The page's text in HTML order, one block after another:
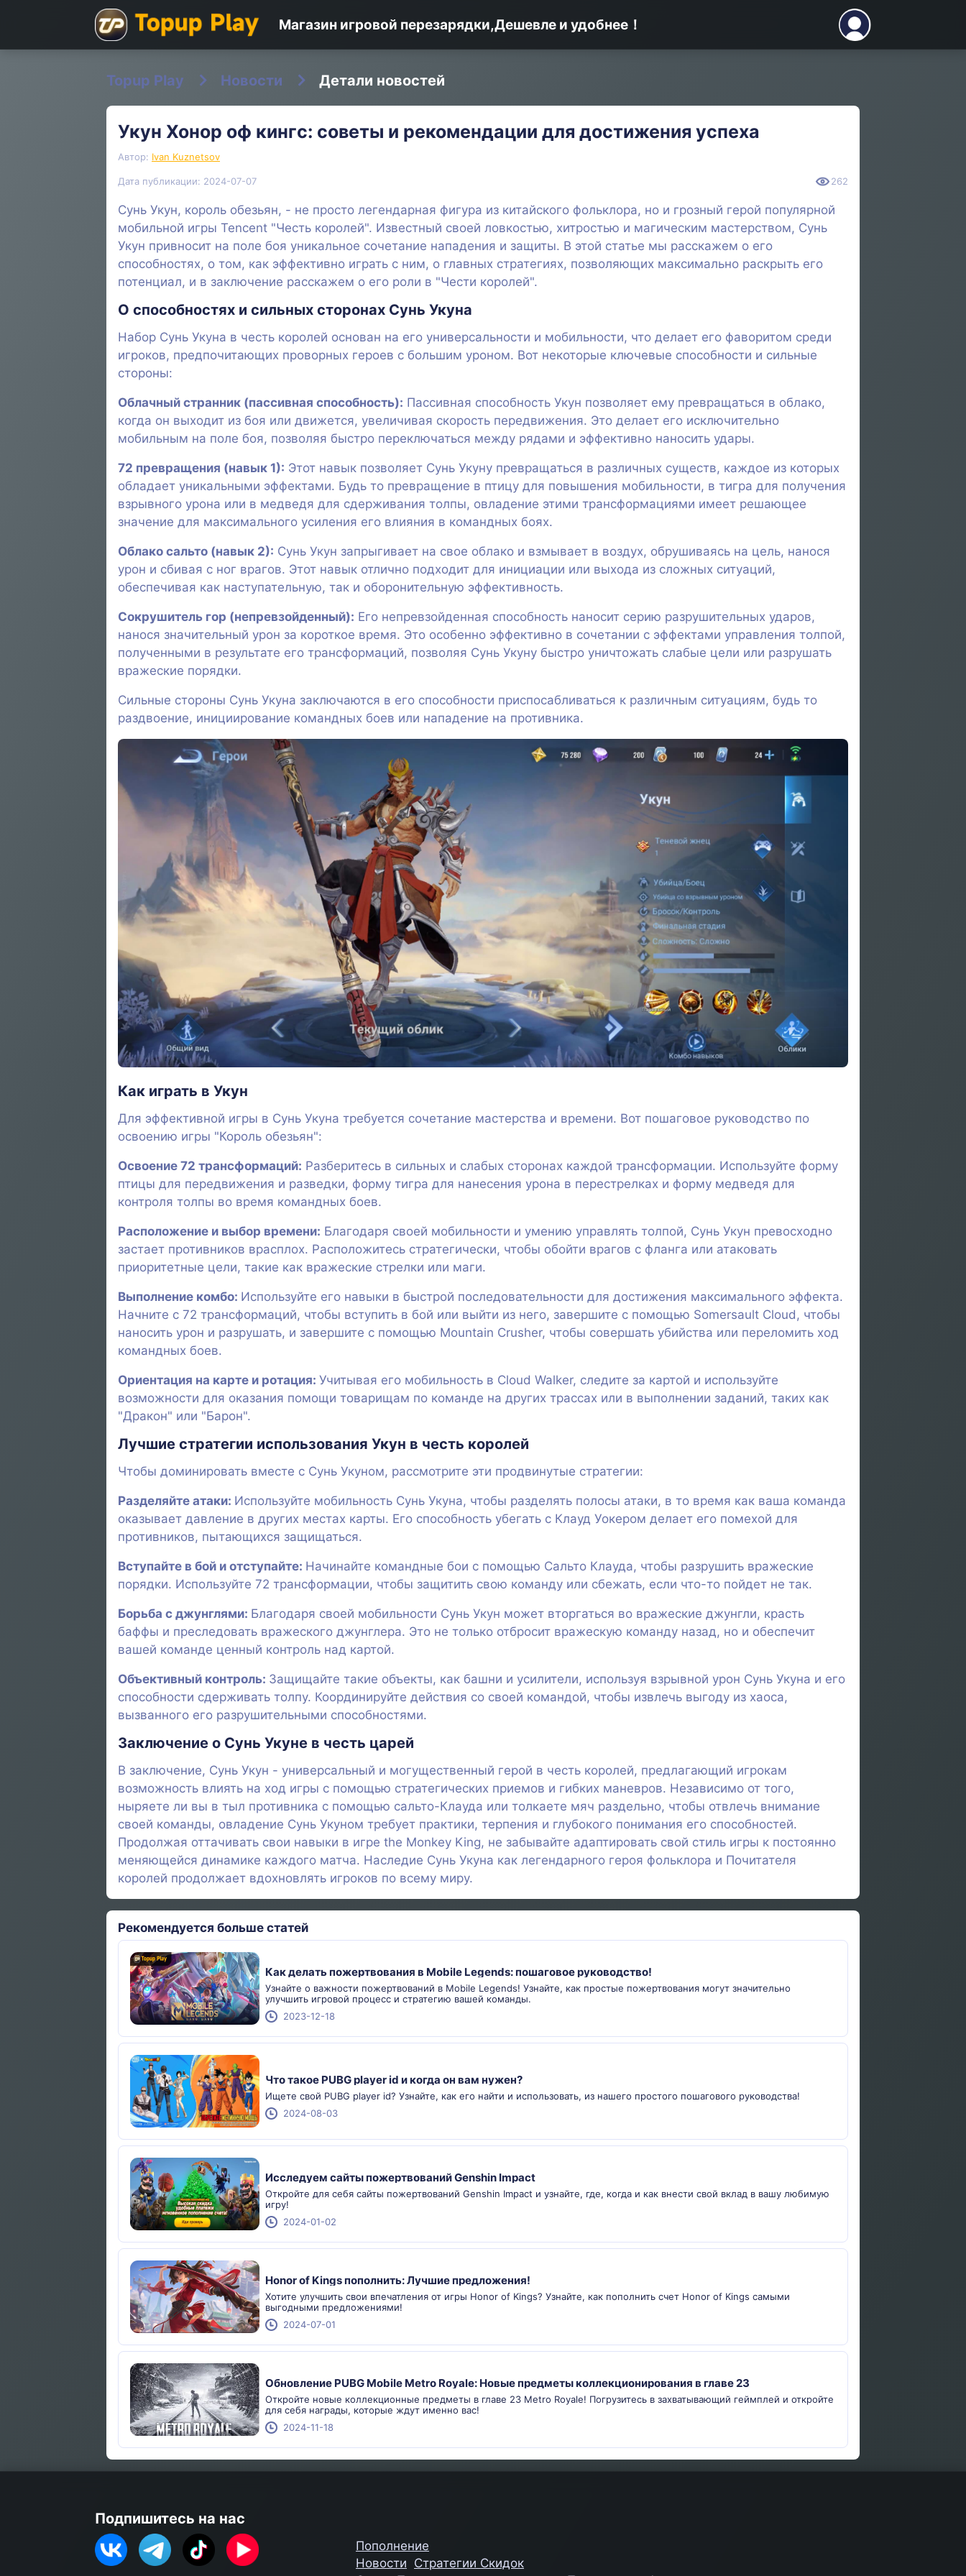
Магазин игровой перезарядки,Дешевле и удобнее！
Topup Play Новости Детали новостей
Укун Хонор оф кингс: советы и рекомендации для достижения успеха
Автор: Ivan Kuznetsov
Дата публикации: 2024-07-07 262
Сунь Укун, король обезьян, - не просто легендарная фигура из китайского фольклора, но и грозный герой популярной
мобильной игры Tencent "Честь королей". Известный своей ловкостью, хитростью и магическим мастерством, Сунь
Укун привносит на поле боя уникальное сочетание нападения и защиты. В этой статье мы расскажем о его
способностях, о том, как эффективно играть с ним, о главных стратегиях, позволяющих максимально раскрыть его
потенциал, и в заключение расскажем о его роли в "Чести королей".
О способностях и сильных сторонах Сунь Укуна
Набор Сунь Укуна в честь королей основан на его универсальности и мобильности, что делает его фаворитом среди
игроков, предпочитающих проворных героев с большим уроном. Вот некоторые ключевые способности и сильные
стороны:
Облачный странник (пассивная способность): Пассивная способность Укун позволяет ему превращаться в облако,
когда он выходит из боя или движется, увеличивая скорость передвижения. Это делает его исключительно
мобильным на поле боя, позволяя быстро переключаться между рядами и эффективно наносить удары.
72 превращения (навык 1): Этот навык позволяет Сунь Укуну превращаться в различных существ, каждое из которых
обладает уникальными эффектами. Будь то превращение в птицу для повышения мобильности, в тигра для получения
взрывного урона или в медведя для сдерживания толпы, овладение этими трансформациями имеет решающее
значение для максимального усиления его влияния в командных боях.
Облако сальто (навык 2): Сунь Укун запрыгивает на свое облако и взмывает в воздух, обрушиваясь на цель, нанося
урон и сбивая с ног врагов. Этот навык отлично подходит для инициации или выхода из сложных ситуаций,
обеспечивая как наступательную, так и оборонительную эффективность.
Сокрушитель гор (непревзойденный): Его непревзойденная способность наносит серию разрушительных ударов,
нанося значительный урон за короткое время. Это особенно эффективно в сочетании с эффектами управления толпой,
полученными в результате его трансформаций, позволяя Сунь Укуну быстро уничтожать слабые цели или разрушать
вражеские порядки.
Сильные стороны Сунь Укуна заключаются в его способности приспосабливаться к различным ситуациям, будь то
раздвоение, инициирование командных боев или нападение на противника.
Как играть в Укун
Для эффективной игры в Сунь Укуна требуется сочетание мастерства и времени. Вот пошаговое руководство по
освоению игры "Король обезьян":
Освоение 72 трансформаций: Разберитесь в сильных и слабых сторонах каждой трансформации. Используйте форму
птицы для передвижения и разведки, форму тигра для нанесения урона в перестрелках и форму медведя для
контроля толпы во время командных боев.
Расположение и выбор времени: Благодаря своей мобильности и умению управлять толпой, Сунь Укун превосходно
застает противников врасплох. Расположитесь стратегически, чтобы обойти врагов с фланга или атаковать
приоритетные цели, такие как вражеские стрелки или маги.
Выполнение комбо: Используйте его навыки в быстрой последовательности для достижения максимального эффекта.
Начните с 72 трансформаций, чтобы вступить в бой или выйти из него, завершите с помощью Somersault Cloud, чтобы
наносить урон и разрушать, и завершите с помощью Mountain Crusher, чтобы совершать убийства или переломить ход
командных боев.
Ориентация на карте и ротация: Учитывая его мобильность в Cloud Walker, следите за картой и используйте
возможности для оказания помощи товарищам по команде на других трассах или в выполнении заданий, таких как
"Дракон" или "Барон".
Лучшие стратегии использования Укун в честь королей
Чтобы доминировать вместе с Сунь Укуном, рассмотрите эти продвинутые стратегии:
Разделяйте атаки: Используйте мобильность Сунь Укуна, чтобы разделять полосы атаки, в то время как ваша команда
оказывает давление в других местах карты. Его способность убегать с Клауд Уокером делает его помехой для
противников, пытающихся защищаться.
Вступайте в бой и отступайте: Начинайте командные бои с помощью Сальто Клауда, чтобы разрушить вражеские
порядки. Используйте 72 трансформации, чтобы защитить свою команду или сбежать, если что-то пойдет не так.
Борьба с джунглями: Благодаря своей мобильности Сунь Укун может вторгаться во вражеские джунгли, красть
баффы и преследовать вражеского джунглера. Это не только отбросит вражескую команду назад, но и обеспечит
вашей команде ценный контроль над картой.
Объективный контроль: Защищайте такие объекты, как башни и усилители, используя взрывной урон Сунь Укуна и его
способности сдерживать толпу. Координируйте действия со своей командой, чтобы извлечь выгоду из хаоса,
вызванного его разрушительными способностями.
Заключение о Сунь Укуне в честь царей
В заключение, Сунь Укун - универсальный и могущественный герой в честь королей, предлагающий игрокам
возможность влиять на ход игры с помощью стратегических приемов и гибких маневров. Независимо от того,
ныряете ли вы в тыл противника с помощью сальто-Клауда или толкаете мяч раздельно, чтобы отвлечь внимание
своей команды, овладение Сунь Укуном требует практики, терпения и глубокого понимания его способностей.
Продолжая оттачивать свои навыки в игре the Monkey King, не забывайте адаптировать свой стиль игры к постоянно
меняющейся динамике каждого матча. Наследие Сунь Укуна как легендарного героя фольклора и Почитателя
королей продолжает вдохновлять игроков по всему миру.
Рекомендуется больше статей
Как делать пожертвования в Mobile Legends: пошаговое руководство!
Узнайте о важности пожертвований в Mobile Legends! Узнайте, как простые пожертвования могут значительно
улучшить игровой процесс и стратегию вашей команды.
2023-12-18
Что такое PUBG player id и когда он вам нужен?
Ищете свой PUBG player id? Узнайте, как его найти и использовать, из нашего простого пошагового руководства!
2024-08-03
Исследуем сайты пожертвований Genshin Impact
Откройте для себя сайты пожертвований Genshin Impact и узнайте, где, когда и как внести свой вклад в вашу любимую
игру!
2024-01-02
Honor of Kings пополнить: Лучшие предложения!
Хотите улучшить свои впечатления от игры Honor of Kings? Узнайте, как пополнить счет Honor of Kings самыми
выгодными предложениями!
2024-07-01
Обновление PUBG Mobile Metro Royale: Новые предметы коллекционирования в главе 23
Откройте новые коллекционные предметы в главе 23 Metro Royale! Погрузитесь в захватывающий геймплей и откройте
для себя награды, которые ждут именно вас!
2024-11-18
Подпишитесь на нас
Пополнение
Новости Стратегии Скидок